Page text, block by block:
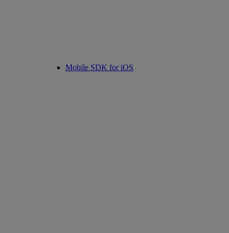
Mobile SDK for iOS